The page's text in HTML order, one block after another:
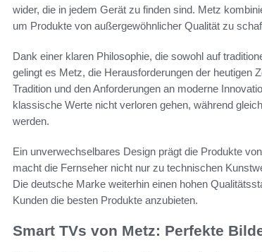
wider, die in jedem Gerät zu finden sind. Metz
um Produkte von außergewöhnlicher Qualität zu
Dank einer klaren Philosophie, die sowohl auf
gelingt es Metz, die Herausforderungen der heutigen
Tradition und den Anforderungen an moderne
klassische Werte nicht verloren gehen, während
werden.
Ein unverwechselbares Design prägt die Produkte
macht die Fernseher nicht nur zu technischen
Die deutsche Marke weiterhin einen hohen
Kunden die besten Produkte anzubieten.
Smart TVs von Metz: Perfekte